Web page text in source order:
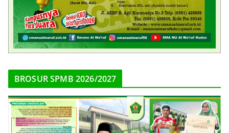
BROSUR SPMB 2026/2027